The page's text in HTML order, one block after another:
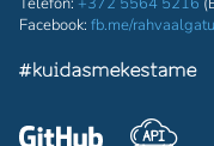
Facebook: fb.me/